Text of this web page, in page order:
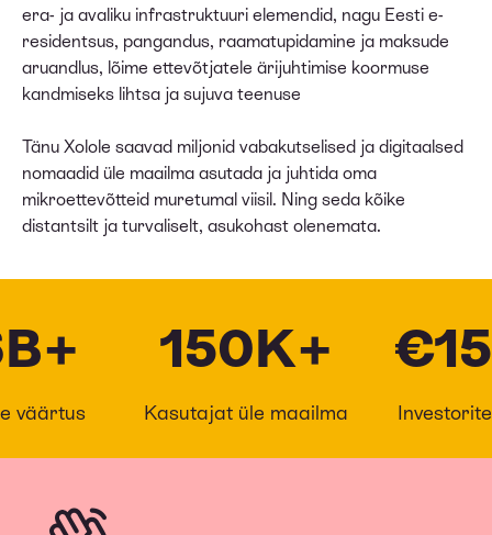
era- ja avaliku infrastruktuuri elemendid, nagu Eesti e-
residentsus, pangandus, raamatupidamine ja maksude
aruandlus, lõime ettevõtjatele ärijuhtimise koormuse
kandmiseks lihtsa ja sujuva teenuse
Tänu Xolole saavad miljonid vabakutselised ja digitaalsed
nomaadid üle maailma asutada ja juhtida oma
mikroettevõtteid muretumal viisil. Ning seda kõike
distantsilt ja turvaliselt, asukohast olenemata.
väärtus
150K+
Kasutajat üle maailma